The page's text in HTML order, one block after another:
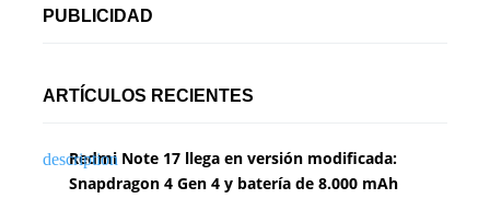
PUBLICIDAD
ARTÍCULOS RECIENTES
Redmi Note 17 llega en versión modificada:
Snapdragon 4 Gen 4 y batería de 8.000 mAh